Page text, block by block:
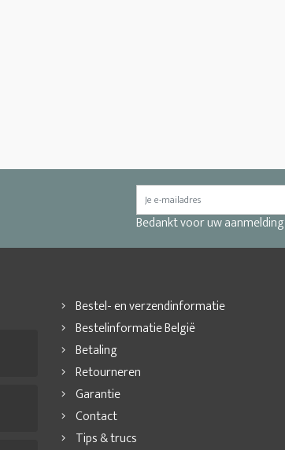
Bedankt voor uw aanmelding
Bestel- en verzendinformatie
Bestelinformatie België
Betaling
Retourneren
Garantie
Contact
Tips & trucs